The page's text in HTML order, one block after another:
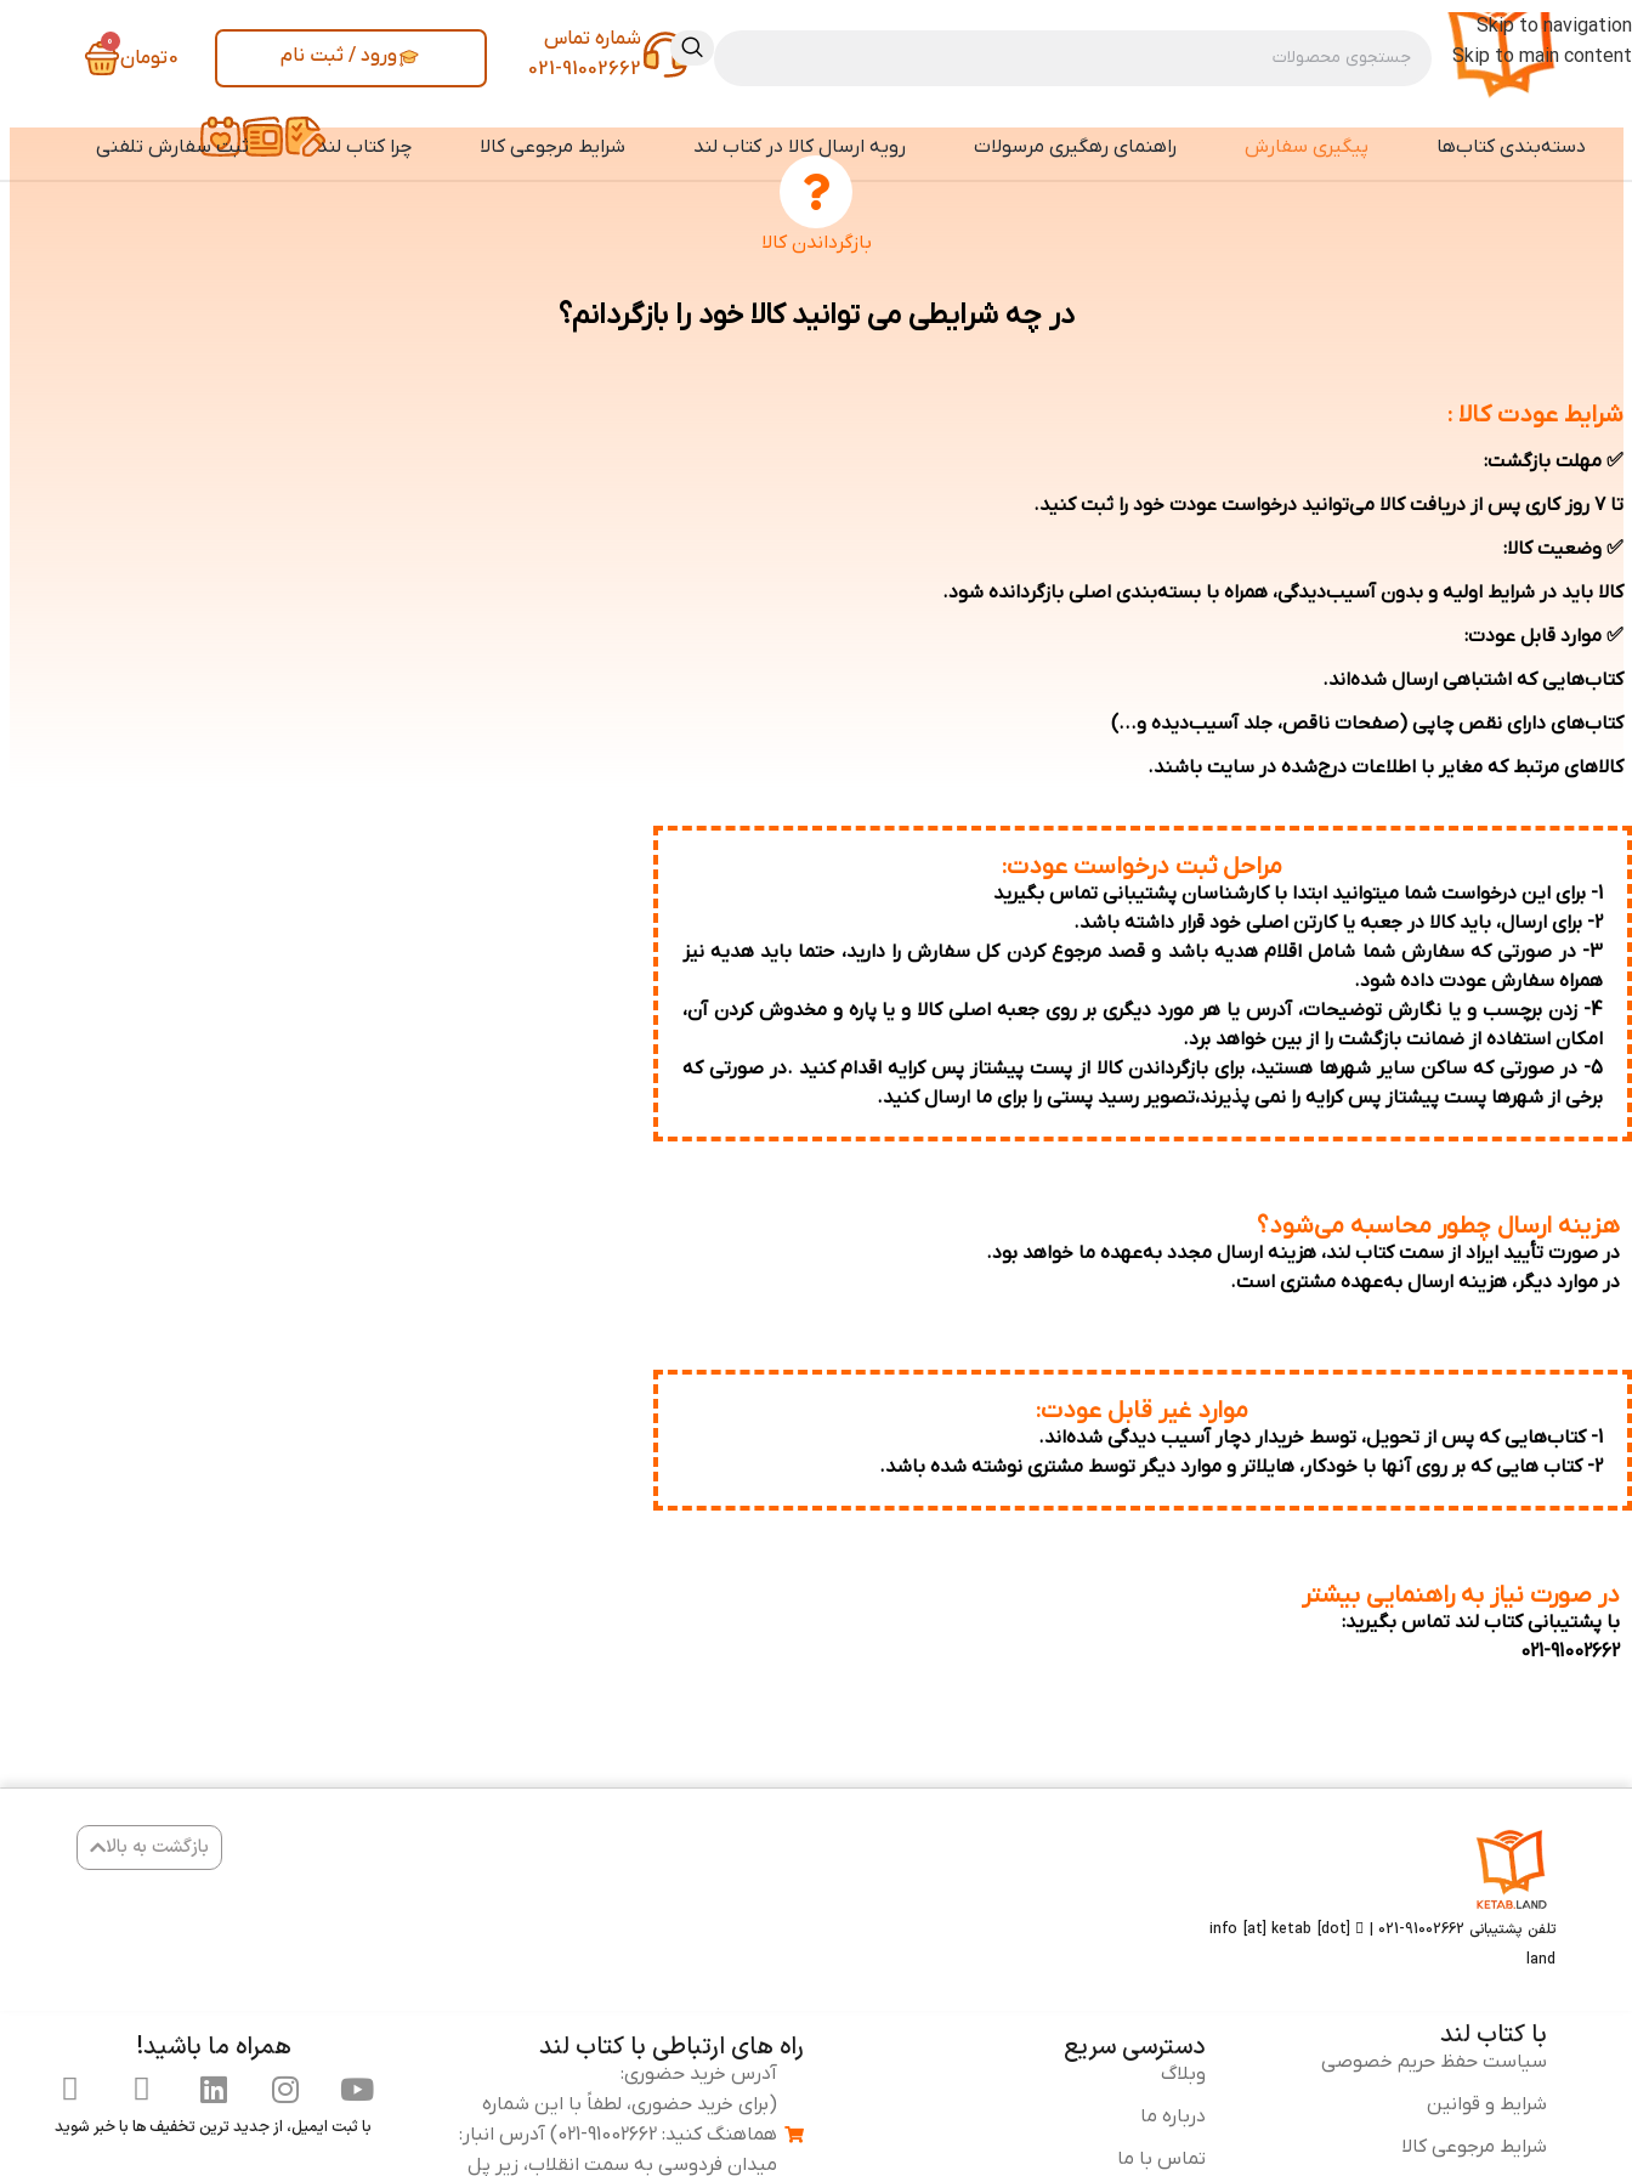
Skip to navigation
Skip to main content
شماره تماس
021-91002662
ورود / ثبت نام 0تومان
0
دسته‌بندی کتاب‌ها پیگیری سفارش راهنمای رهگیری مرسولات رویه ارسال کالا در کتاب لند شرایط مرجوعی کالا چرا کتاب لند ثبت سفارش تلفنی
بازگرداندن کالا
در چه شرایطی می توانید کالا خود را بازگردانم؟
شرایط عودت کالا :
✅ مهلت بازگشت:
تا ۷ روز کاری پس از دریافت کالا می‌توانید درخواست عودت خود را ثبت کنید.
✅ وضعیت کالا:
کالا باید در شرایط اولیه و بدون آسیب‌دیدگی، همراه با بسته‌بندی اصلی بازگردانده شود.
✅ موارد قابل عودت:
کتاب‌هایی که اشتباهی ارسال شده‌اند.
کتاب‌های دارای نقص چاپی (صفحات ناقص، جلد آسیب‌دیده و...)
کالاهای مرتبط که مغایر با اطلاعات درج‌شده در سایت باشند.
مراحل ثبت درخواست عودت:
1- برای این درخواست شما میتوانید ابتدا با کارشناسان پشتیبانی تماس بگیرید
2- برای ارسال، باید کالا در جعبه یا کارتن اصلی خود قرار داشته باشد.
3- در صورتی که سفارش شما شامل اقلام هدیه باشد و قصد مرجوع کردن کل سفارش را دارید، حتما باید هدیه نیز
همراه سفارش عودت داده شود.
4- زدن برچسب و یا نگارش توضیحات، آدرس یا هر مورد دیگری بر روی جعبه اصلی کالا و یا پاره و مخدوش کردن آن،
امکان استفاده از ضمانت بازگشت را از بین خواهد برد.
5- در صورتی که ساکن سایر شهرها هستید، برای بازگرداندن کالا از پست پیشتاز پس کرایه اقدام کنید .در صورتی که
برخی از شهرها پست پیشتاز پس کرایه را نمی پذیرند،تصویر رسید پستی را برای ما ارسال کنید.
هزینه ارسال چطور محاسبه می‌شود؟
در صورت تأیید ایراد از سمت کتاب لند، هزینه ارسال مجدد به‌عهده ما خواهد بود.
در موارد دیگر، هزینه ارسال به‌عهده مشتری است.
موارد غیر قابل عودت:
1- کتاب‌هایی که پس از تحویل، توسط خریدار دچار آسیب‌ دیدگی شده‌اند.
2- کتاب هایی که بر روی آنها با خودکار، هایلاتر و موارد دیگر توسط مشتری نوشته شده باشد.
در صورت نیاز به راهنمایی بیشتر
با پشتیبانی کتاب لند تماس بگیرید:
021-91002662
تلفن پشتیبانی 91002662-021 |
info [at] ketab [dot]
land
بازگشت به بالا
با کتاب لند
سیاست حفظ حریم خصوصی
شرایط و قوانین
شرایط مرجوعی کالا
دسترسی سریع
وبلاگ
درباره ما
تماس با ما
راه های ارتباطی با کتاب لند
آدرس خرید حضوری:
(برای خرید حضوری، لطفاً با این شماره
هماهنگ کنید: 91002662-021) آدرس انبار:
میدان فردوسی به سمت انقلاب، زیر پل
همراه ما باشید!
با ثبت ایمیل، از جدید ترین تخفیف ها با خبر شوید